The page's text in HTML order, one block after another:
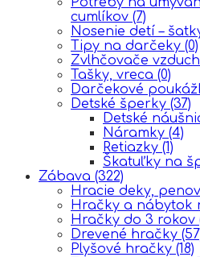
cumlíkov (7)
Nosenie detí –
Tipy na darčeky (0)
Zvlhčovače
Tašky, vreca (0)
Darčekové
Detské šperky (37)
Detské
Náramky (4)
Retiazky (1)
Škatuľky na
Zábava (322)
Hracie deky,
Hračky a nábytok
Hračky do 3 rokov
Drevené hračky
Plyšové hračky (18)